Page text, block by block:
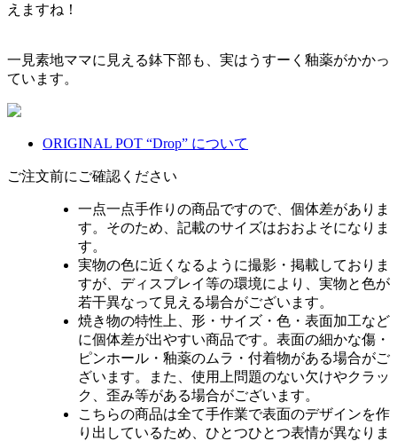
えますね！
一見素地ママに見える鉢下部も、実はうすーく釉薬がかかっ
ています。
ORIGINAL POT “Drop” について
ご注文前にご確認ください
一点一点手作りの商品ですので、個体差がありま
す。そのため、記載のサイズはおおよそになりま
す。
実物の色に近くなるように撮影・掲載しておりま
すが、ディスプレイ等の環境により、実物と色が
若干異なって見える場合がございます。
焼き物の特性上、形・サイズ・色・表面加工など
に個体差が出やすい商品です。表面の細かな傷・
ピンホール・釉薬のムラ・付着物がある場合がご
ざいます。また、使用上問題のない欠けやクラッ
ク、歪み等がある場合がございます。
こちらの商品は全て手作業で表面のデザインを作
り出しているため、ひとつひとつ表情が異なりま